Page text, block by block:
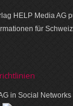
HELP Media AG
für
in Social Networks